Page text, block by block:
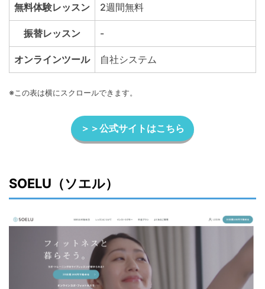
無料体験レッスン 2週間無料
振替レッスン -
オンラインツール 自社システム
※この表は横にスクロールできます。
＞＞公式サイトはこちら
SOELU（ソエル）